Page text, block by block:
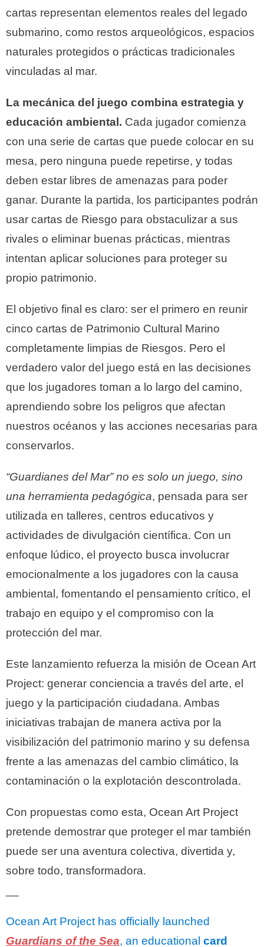
cartas representan elementos reales del legado
submarino, como restos arqueológicos, espacios
naturales protegidos o prácticas tradicionales
vinculadas al mar.
La mecánica del juego combina estrategia y
educación ambiental. Cada jugador comienza
con una serie de cartas que puede colocar en su
mesa, pero ninguna puede repetirse, y todas
deben estar libres de amenazas para poder
ganar. Durante la partida, los participantes podrán
usar cartas de Riesgo para obstaculizar a sus
rivales o eliminar buenas prácticas, mientras
intentan aplicar soluciones para proteger su
propio patrimonio.
El objetivo final es claro: ser el primero en reunir
cinco cartas de Patrimonio Cultural Marino
completamente limpias de Riesgos. Pero el
verdadero valor del juego está en las decisiones
que los jugadores toman a lo largo del camino,
aprendiendo sobre los peligros que afectan
nuestros océanos y las acciones necesarias para
conservarlos.
“Guardianes del Mar” no es solo un juego, sino
una herramienta pedagógica, pensada para ser
utilizada en talleres, centros educativos y
actividades de divulgación científica. Con un
enfoque lúdico, el proyecto busca involucrar
emocionalmente a los jugadores con la causa
ambiental, fomentando el pensamiento crítico, el
trabajo en equipo y el compromiso con la
protección del mar.
Este lanzamiento refuerza la misión de Ocean Art
Project: generar conciencia a través del arte, el
juego y la participación ciudadana. Ambas
iniciativas trabajan de manera activa por la
visibilización del patrimonio marino y su defensa
frente a las amenazas del cambio climático, la
contaminación o la explotación descontrolada.
Con propuestas como esta, Ocean Art Project
pretende demostrar que proteger el mar también
puede ser una aventura colectiva, divertida y,
sobre todo, transformadora.
Ocean Art Project has officially launched
Guardians of the Sea, an educational card